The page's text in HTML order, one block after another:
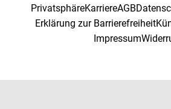
PrivatsphäreKarriereAGB
Erklärung zur Barrierefreiheit
Impressum